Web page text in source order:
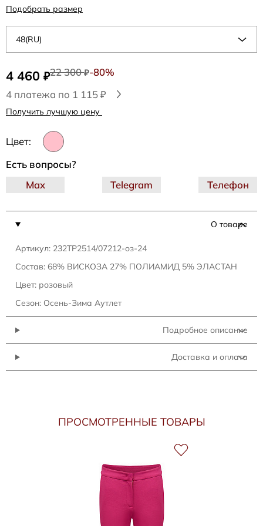
4 460 ₽22 300₽-80%
4 платежа по 1 115 ₽
Получить лучшую цену
Цвет:
48(RU)
Подобрать размер
О товаре
Артикул: 232TP2514/07212-оз-24
Состав: 68% ВИСКОЗА 27% ПОЛИАМИД 5% ЭЛАСТАН
Цвет: розовый
Сезон: Осень-Зима Аутлет
Подробное описание
Доставка и оплата
Есть вопросы?
Telegram
Max Телефон
ПРОСМОТРЕННЫЕ ТОВАРЫ